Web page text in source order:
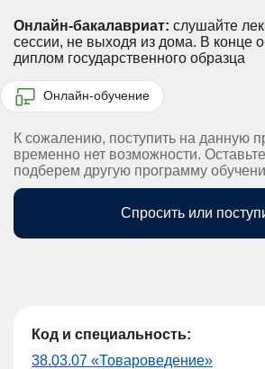
Онлайн-бакалавриат: слушайте
сессии, не выходя из дома. В конце
диплом государственного образца
Онлайн-обучение
К сожалению, поступить на данную
временно нет возможности.
подберем другую программу
Спросить или
Код и специальность:
38.03.07 «Товароведение»